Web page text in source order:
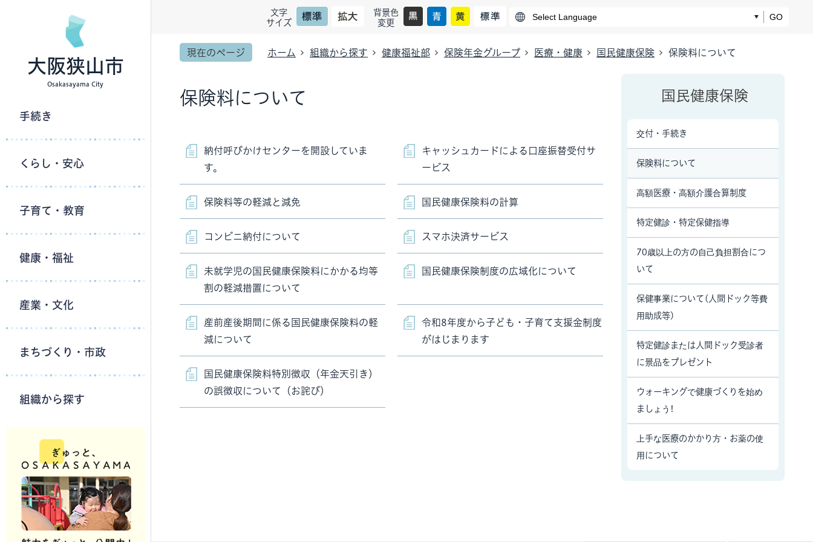
文字
サイズ
背景色
変更
GO
現在のページ ホーム 組織から探す 健康福祉部 保険年金グループ 医療・健康 国民健康保険 保険料について
大阪狭山市
Osakasayama City
手続き
くらし・安心
子育て・教育
健康・福祉
産業・文化
まちづくり・市政
組織から探す
保険料について
納付呼びかけセンターを開設していま
す。
キャッシュカードによる口座振替受付サ
ービス
保険料等の軽減と減免 国民健康保険料の計算
コンビニ納付について スマホ決済サービス
未就学児の国民健康保険料にかかる均等
割の軽減措置について
国民健康保険制度の広域化について
産前産後期間に係る国民健康保険料の軽
減について
令和8年度から子ども・子育て支援金制度
がはじまります
国民健康保険料特別徴収（年金天引き）
の誤徴収について（お詫び）
国民健康保険
交付・手続き
保険料について
高額医療・高額介護合算制度
特定健診・特定保健指導
70歳以上の方の自己負担割合につ
いて
保健事業について(人間ドック等費
用助成等)
特定健診または人間ドック受診者
に景品をプレゼント
ウォーキングで健康づくりを始め
ましょう!
上手な医療のかかり方・お薬の使
用について